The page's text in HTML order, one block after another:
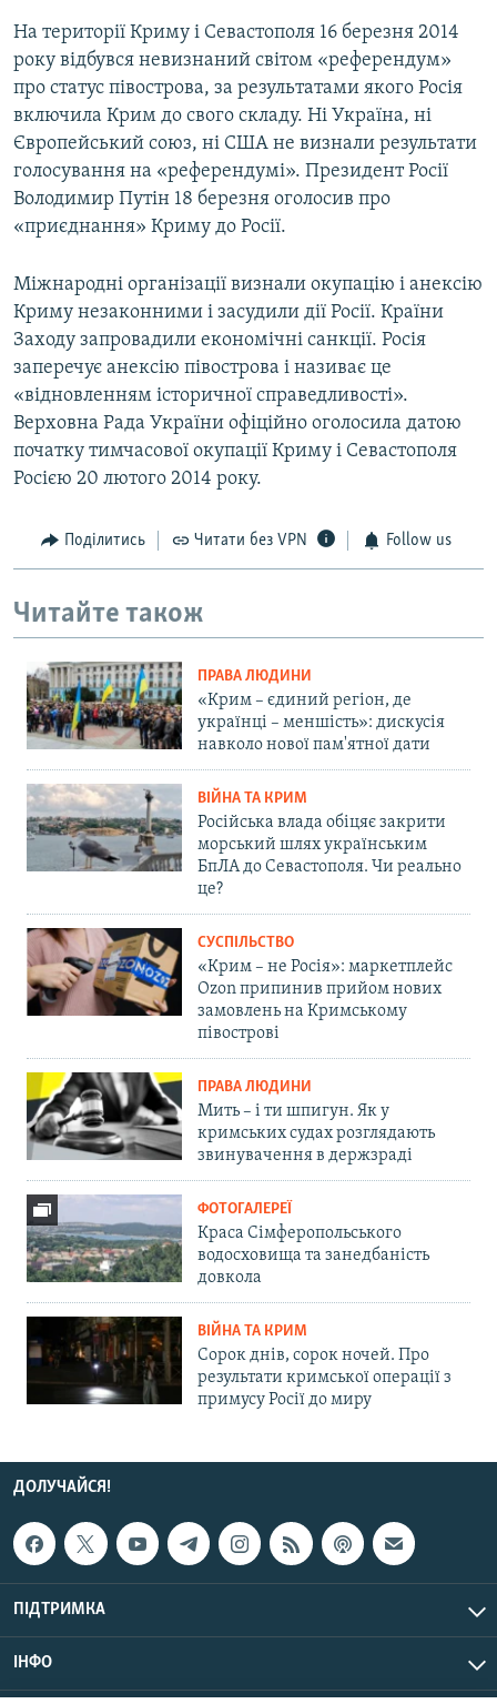
На території Криму і Севастополя 16 березня 2014
року відбувся невизнаний світом «референдум»
про статус півострова, за результатами якого Росія
включила Крим до свого складу. Ні Україна, ні
Європейський союз, ні США не визнали результати
голосування на «референдумі». Президент Росії
Володимир Путін 18 березня оголосив про
«приєднання» Криму до Росії.
Міжнародні організації визнали окупацію і анексію
Криму незаконними і засудили дії Росії. Країни
Заходу запровадили економічні санкції. Росія
заперечує анексію півострова і називає це
«відновленням історичної справедливості».
Верховна Рада України офіційно оголосила датою
початку тимчасової окупації Криму і Севастополя
Росією 20 лютого 2014 року.
Поділитись Читати без VPN Follow us
Читайте також
ПРАВА ЛЮДИНИ
«Крим – єдиний регіон, де
українці – меншість»: дискусія
навколо нової пам'ятної дати
ВІЙНА ТА КРИМ
Російська влада обіцяє закрити
морський шлях українським
БпЛА до Севастополя. Чи реально
це?
СУСПІЛЬСТВО
«Крим – не Росія»: маркетплейс
Ozon припинив прийом нових
замовлень на Кримському
півострові
ПРАВА ЛЮДИНИ
Мить – і ти шпигун. Як у
кримських судах розглядають
звинувачення в держзраді
ФОТОГАЛЕРЕЇ
Краса Сімферопольського
водосховища та занедбаність
довкола
ВІЙНА ТА КРИМ
Сорок днів, сорок ночей. Про
результати кримської операції з
примусу Росії до миру
ДОЛУЧАЙСЯ!
ПІДТРИМКА
ІНФО